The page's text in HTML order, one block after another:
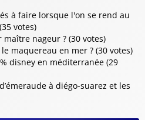
à faire lorsque l'on se rend au
votes)
nageur ? (30 votes)
maquereau en mer ? (30 votes)
disney en méditerranée (29
à diégo-suarez et les